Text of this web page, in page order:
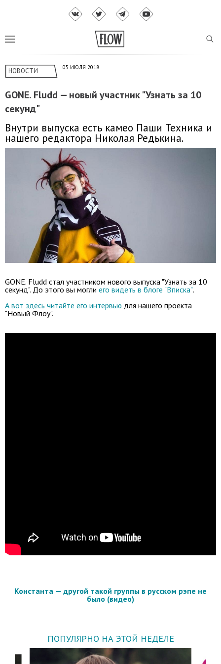
НОВОСТИ 05 ИЮЛЯ 2018
GONE. Fludd — новый участник "Узнать за 10
секунд"
Внутри выпуска есть камео Паши Техника и
нашего редактора Николая Редькина.
GONE. Fludd стал участником нового выпуска "Узнать за 10
секунд". До этого вы могли его видеть в блоге "Вписка".
А вот здесь читайте его интервью для нашего проекта
"Новый Флоу".
Константа — другой такой группы в русском рэпе не
было (видео)
ПОПУЛЯРНО НА ЭТОЙ НЕДЕЛЕ